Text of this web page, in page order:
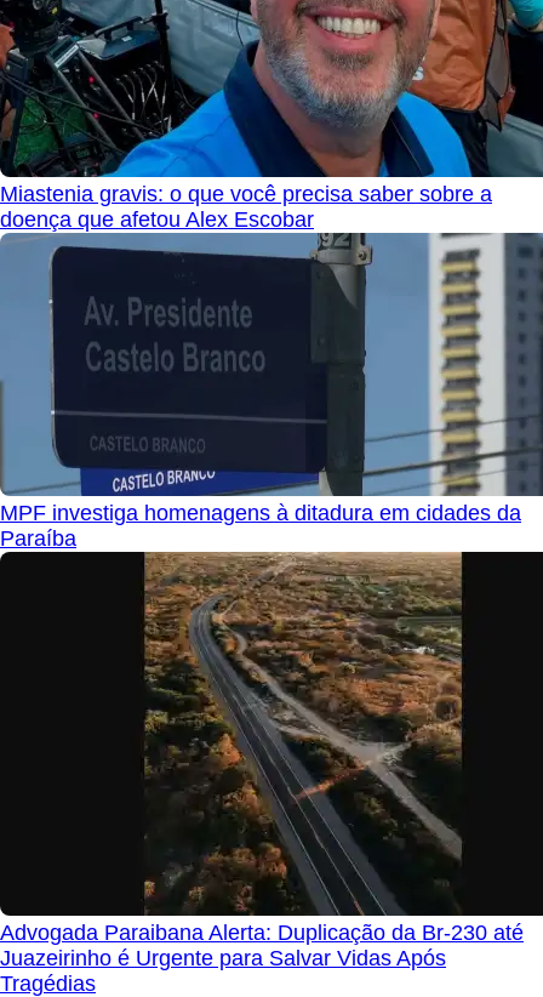
Miastenia gravis: o que você precisa saber sobre a
doença que afetou Alex Escobar
MPF investiga homenagens à ditadura em cidades da
Paraíba
Advogada Paraibana Alerta: Duplicação da Br-230 até
Juazeirinho é Urgente para Salvar Vidas Após
Tragédias